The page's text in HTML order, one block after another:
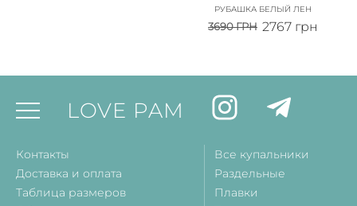
РУБАШКА БЕЛЫЙ ЛЕН
3690ГРН 2767 грн
LOVE PAM
Контакты
Доставка и оплата
Таблица размеров
Все купальники
Раздельные
Плавки